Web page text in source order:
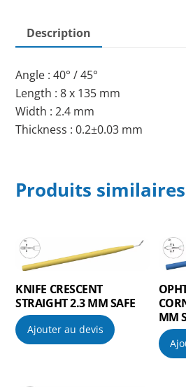
2.4
MM
Description
Angle : 40° / 45°
Length : 8 x 135 mm
Width : 2.4 mm
Thickness : 0.2±0.03 mm
Produits similaires
KNIFE CRESCENT
STRAIGHT 2.3 MM SAFE
Ajouter au devis
MM